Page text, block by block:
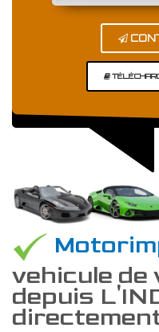
vehicule de
depuis